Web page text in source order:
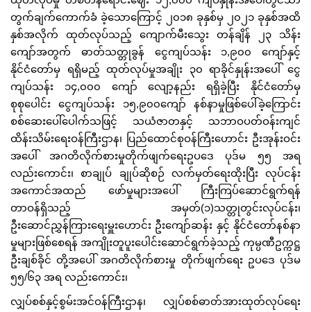
တွက်ချက်ကောက်ခံ ခဲ့သောကြောင့် ၂၀၁၈ ခုနှစ်မှ ၂၀၂၁ ခုနှစ်အထိ
နှစ်အလိုက် ထုတ်လုပ်သည့် ကျောက်မီးသွေး တန်ချိန် ၂၃ သိန်း
ကျော်အတွက် ဓာတ်သတ္တုခွန် ငွေကျပ်သန်း ၁,၉၀၀ ကျော်နှင့်
နိုင်ငံတော်မှ ရရှိမည့် ထုတ်လုပ်မှုအချိုး ၃၀ ရာခိုင်နှုန်းအပေါ် ငွေ
ကျပ်သန်း ၁၄,၀၀၀ ကျော် လျော့နည်း ရရှိခဲ့ပြီး နိုင်ငံတော်မှ
စုစုပေါင်း ငွေကျပ်သန်း ၁၅,၉၀၀ကျော် နစ်နာမှုဖြစ်ပေါ်ခဲ့ကြောင်း
စစ်ဆေးပေါ်ပေါက်သဖြင့် သယံဇာတနှင့် သဘာဝပတ်ဝန်းကျင်
ထိန်းသိမ်းရေးဝန်ကြီးဌာန၊ ပြည်ထောင်စုဝန်ကြီးဟောင်း ဦးအုန်းဝင်း
အပေါ် အဂတိလိုက်စားမှုတိုက်ဖျက်ရေးဥပဒေ ပုဒ်မ ၅၅ အရ
လည်းကောင်း၊ စာချုပ် ချုပ်ဆိုစဉ် လက်မှတ်ရေးထိုးပြီး လုပ်ငန်း
အကောင်အထည် ဖော်မှုများအပေါ် ကြီးကြပ်ဆောင်ရွက်ရန်
တာဝန်ရှိသည့် အမှတ်(၁)သတ္တုတွင်းလုပ်ငန်း၊
ဦးဆောင်ညွှန်ကြားရေးမှူးဟောင်း ဦးကျော်ဆန်း နှင့် နိုင်ငံတော်နစ်နာ
မှုများဖြစ်စေရန် အကျိုးတူပူးပေါင်းဆောင်ရွက်ခဲ့သည့် ကုမ္ပဏီဥက္ကဋ္ဌ
ဦးချစ်ခိုင် တို့အပေါ် အဂတိလိုက်စားမှု တိုက်ဖျက်ရေး ဥပဒေ ပုဒ်မ
၅၅/၆၃ အရ လည်းကောင်း၊
လျှပ်စစ်နှင့်စွမ်းအင်ဝန်ကြီးဌာန၊ လျှပ်စစ်ဓာတ်အားထုတ်လုပ်ရေး